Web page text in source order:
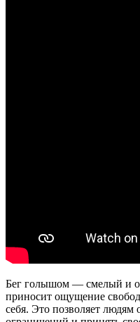
Бег голышом — смелый и
приносит ощущение
себя. Это позволяет людям